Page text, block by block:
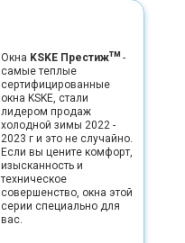
Окна KSKE Престижтм -
самые теплые
сертифицированные
окна KSKE, стали
лидером продаж
холодной зимы 2022 -
2023 г и это не случайно.
Если вы цените комфорт,
изысканность и
техническое
совершенство, окна этой
серии специально для
вас.